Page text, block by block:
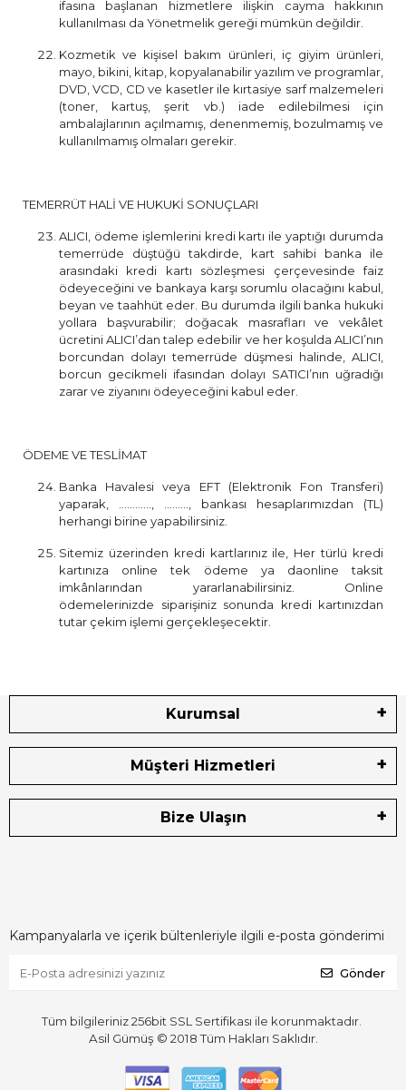
ifasına başlanan hizmetlere ilişkin cayma hakkının
kullanılması da Yönetmelik gereği mümkün değildir.
Kozmetik ve kişisel bakım ürünleri, iç giyim ürünleri,
mayo, bikini, kitap, kopyalanabilir yazılım ve programlar,
DVD, VCD, CD ve kasetler ile kırtasiye sarf malzemeleri
(toner, kartuş, şerit vb.) iade edilebilmesi için
ambalajlarının açılmamış, denenmemiş, bozulmamış ve
kullanılmamış olmaları gerekir.
TEMERRÜT HALİ VE HUKUKİ SONUÇLARI
ALICI, ödeme işlemlerini kredi kartı ile yaptığı durumda
temerrüde düştüğü takdirde, kart sahibi banka ile
arasındaki kredi kartı sözleşmesi çerçevesinde faiz
ödeyeceğini ve bankaya karşı sorumlu olacağını kabul,
beyan ve taahhüt eder. Bu durumda ilgili banka hukuki
yollara başvurabilir; doğacak masrafları ve vekâlet
ücretini ALICI’dan talep edebilir ve her koşulda ALICI’nın
borcundan dolayı temerrüde düşmesi halinde, ALICI,
borcun gecikmeli ifasından dolayı SATICI’nın uğradığı
zarar ve ziyanını ödeyeceğini kabul eder.
ÖDEME VE TESLİMAT
Banka Havalesi veya EFT (Elektronik Fon Transferi)
yaparak, ............, ........., bankası hesaplarımızdan (TL)
herhangi birine yapabilirsiniz.
Sitemiz üzerinden kredi kartlarınız ile, Her türlü kredi
kartınıza online tek ödeme ya daonline taksit
imkânlarından yararlanabilirsiniz. Online
ödemelerinizde siparişiniz sonunda kredi kartınızdan
tutar çekim işlemi gerçekleşecektir.
Kurumsal
Müşteri Hizmetleri
Bize Ulaşın
Kampanyalarla ve içerik bültenleriyle ilgili e-posta gönderimi
Gönder
Tüm bilgileriniz 256bit SSL Sertifikası ile korunmaktadır.
Asil Gümüş © 2018Tüm Hakları Saklıdır.